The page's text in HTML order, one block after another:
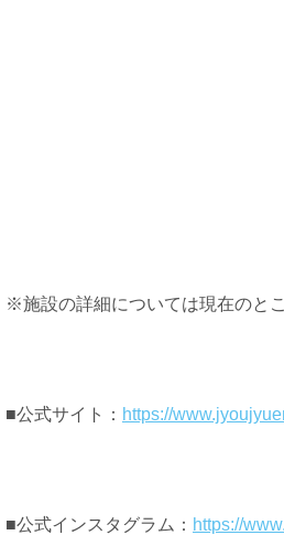
※施設の詳細については現在のと
■公式サイト： https://
■公式インスタグラム： https://